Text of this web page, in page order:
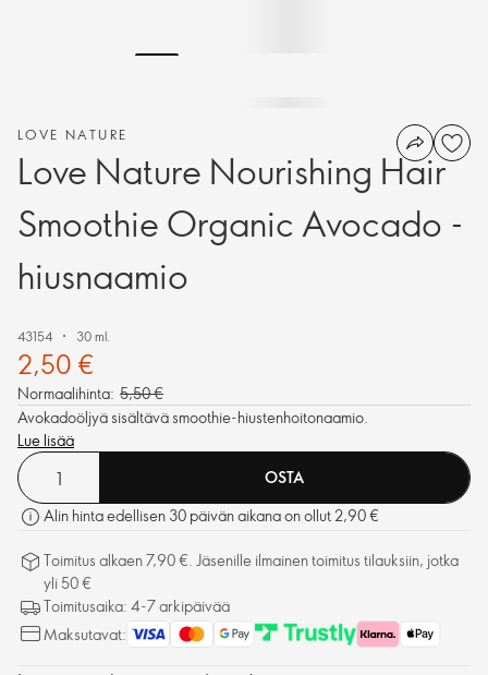
LOVE NATURE
Love Nature Nourishing Hair
Smoothie Organic Avocado -
hiusnaamio
43154 30 ml.
2,50 €
Normaalihinta: 5,50 €
Avokadoöljyä sisältävä smoothie-hiustenhoitonaamio.
Lue lisää
OSTA
Alin hinta edellisen 30 päivän aikana on ollut 2,90 €
Toimitus alkaen 7,90 €. Jäsenille ilmainen toimitus tilauksiin, jotka
yli 50 €
Toimitusaika: 4-7 arkipäivää
Maksutavat: